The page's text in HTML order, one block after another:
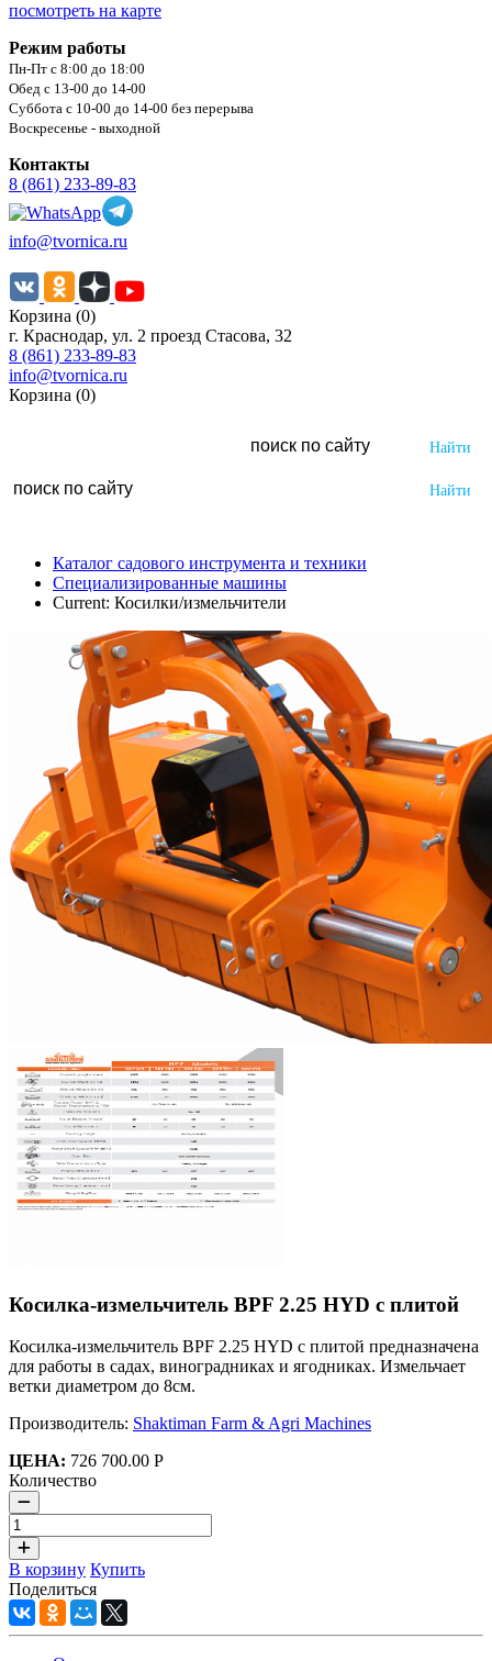
посмотреть на карте
Режим работы
Пн-Пт с 8:00 до 18:00
Обед с 13-00 до 14-00
Суббота с 10-00 до 14-00 без перерыва
Воскресенье - выходной
Контакты
8 (861) 233-89-83
info@tvornica.ru
Корзина (0)
г. Краснодар, ул. 2 проезд Стасова, 32
8 (861) 233-89-83
info@tvornica.ru
Корзина (0)
Каталог садового инструмента и техники
Специализированные машины
Current: Косилки/измельчители
Косилка-измельчитель BPF 2.25 HYD с плитой
Косилка-измельчитель BPF 2.25 HYD с плитой предназначена
для работы в садах, виноградниках и ягодниках. Измельчает
ветки диаметром до 8см.
Производитель: Shaktiman Farm & Agri Machines
ЦЕНА: 726 700.00 Р
Количество
В корзину Купить
Поделиться